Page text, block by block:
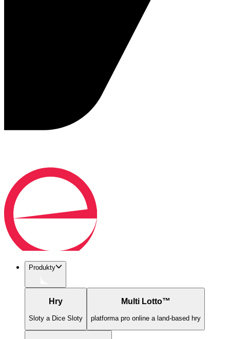
Produkty
Hry
Sloty a Dice Sloty
Multi Lotto™
platforma pro online a land-based hry